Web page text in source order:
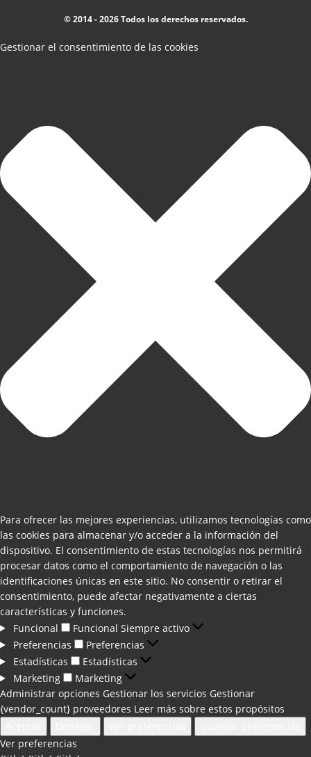
© 2014 - 2026 Todos los derechos reservados.
Gestionar el consentimiento de las cookies
Para ofrecer las mejores experiencias, utilizamos tecnologías como
las cookies para almacenar y/o acceder a la información del
dispositivo. El consentimiento de estas tecnologías nos permitirá
procesar datos como el comportamiento de navegación o las
identificaciones únicas en este sitio. No consentir o retirar el
consentimiento, puede afectar negativamente a ciertas
características y funciones.
Funcional
Funcional Siempre activo
Preferencias
Preferencias
Estadísticas
Estadísticas
Marketing
Marketing
Administrar opciones Gestionar los servicios Gestionar
{vendor_count} proveedores Leer más sobre estos propósitos
Ver preferencias